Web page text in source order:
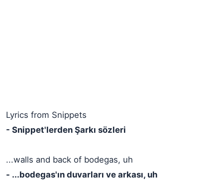
Lyrics from Snippets
- Snippet'lerden Şarkı sözleri
...walls and back of bodegas, uh
- ...bodegas'ın duvarları ve arkası, uh